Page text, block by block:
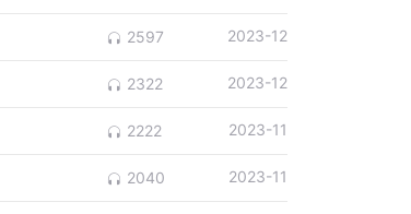
2597 2023-12
2322 2023-12
2222 2023-11
2040 2023-11